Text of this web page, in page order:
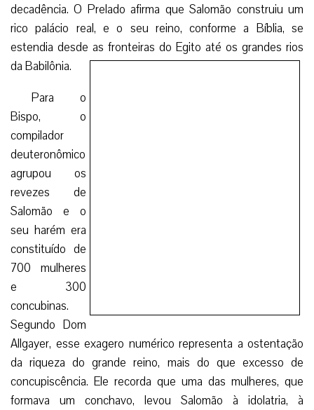
decadência. O Prelado afirma que Salomão construiu um
rico palácio real, e o seu reino, conforme a Bíblia, se
estendia desde as fronteiras do Egito até os grandes rios
da Babilônia.
Para o
Bispo, o
compilador
deuteronômico
agrupou os
revezes de
Salomão e o
seu harém era
constituído de
700 mulheres
e 300
concubinas.
Segundo Dom
Allgayer, esse exagero numérico representa a ostentação
da riqueza do grande reino, mais do que excesso de
concupiscência. Ele recorda que uma das mulheres, que
formava um conchavo, levou Salomão à idolatria, à